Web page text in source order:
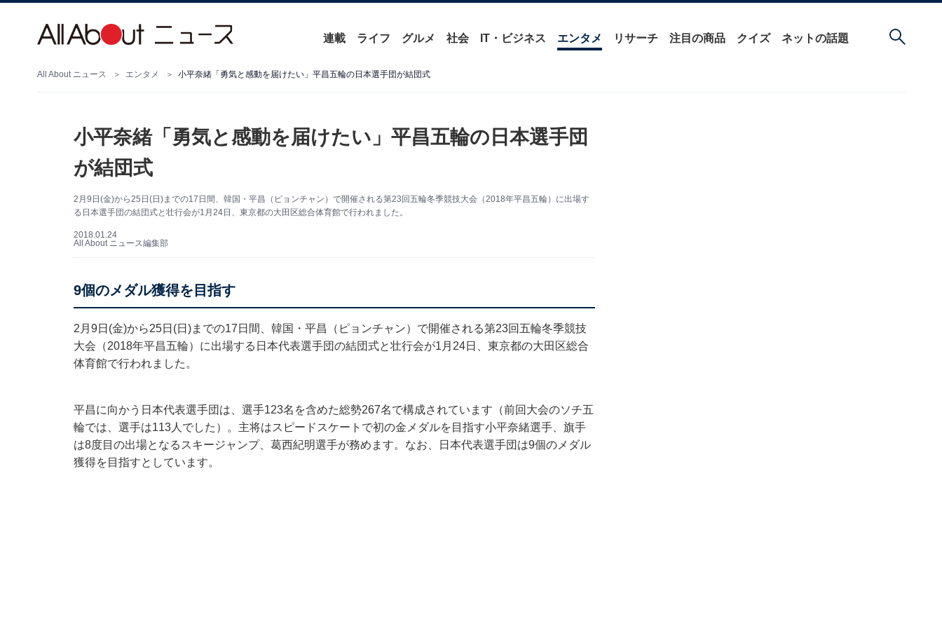
連載 ライフ グルメ 社会 IT・ビジネス エンタメ リサーチ 注目の商品 クイズ ネットの話題
All About ニュース エンタメ 小平奈緒「勇気と感動を届けたい」平昌五輪の日本選手団が結団式
小平奈緒「勇気と感動を届けたい」平昌五輪の日本選手団
が結団式
2月9日(金)から25日(日)までの17日間、韓国・平昌（ピョンチャン）で開催される第23回五輪冬季競技大会（2018年平昌五輪）に出場す
る日本選手団の結団式と壮行会が1月24日、東京都の大田区総合体育館で行われました。
2018.01.24
All About ニュース編集部
9個のメダル獲得を目指す
2月9日(金)から25日(日)までの17日間、韓国・平昌（ピョンチャン）で開催される第23回五輪冬季競技
大会（2018年平昌五輪）に出場する日本代表選手団の結団式と壮行会が1月24日、東京都の大田区総合
体育館で行われました。
平昌に向かう日本代表選手団は、選手123名を含めた総勢267名で構成されています（前回大会のソチ五
輪では、選手は113人でした）。主将はスピードスケートで初の金メダルを目指す小平奈緒選手、旗手
は8度目の出場となるスキージャンプ、葛西紀明選手が務めます。なお、日本代表選手団は9個のメダル
獲得を目指すとしています。